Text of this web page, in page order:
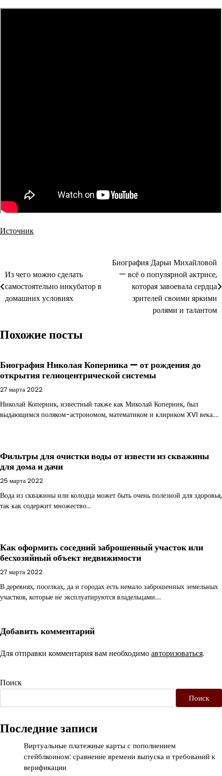
Источник
по
записям
Из чего можно сделать
самостоятельно инкубатор в
домашних условиях
Биография Дарьи Михайловой
— всё о популярной актрисе,
которая завоевала сердца
зрителей своими яркими
ролями и талантом
Похожие посты
Биография Николая Коперника — от рождения до
открытия гелиоцентрической системы
27 марта 2022
Николай Коперник, известный также как Миколай Коперник, был
выдающимся поляком-астрономом, математиком и клириком XVI века.…
Фильтры для очистки воды от извести из скважины
для дома и дачи
25 марта 2022
Вода из скважины или колодца может быть очень полезной для здоровья,
так как содержит множество…
Как оформить соседний заброшенный участок или
бесхозяйный объект недвижимости
27 марта 2022
В деревнях, поселках, да и городах есть немало заброшенных земельных
участков, которые не эксплуатируются владельцами.…
Добавить комментарий
Для отправки комментария вам необходимоавторизоваться.
Поиск
Поиск
Последние записи
Виртуальные платежные карты с пополнением
стейблкоином: сравнение времени выпуска и требований к
верификации